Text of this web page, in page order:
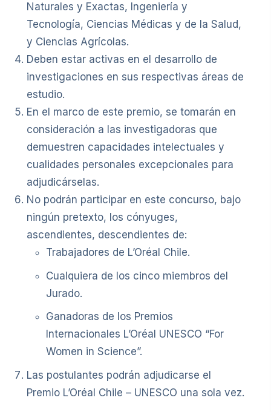
Naturales y Exactas, Ingeniería y
Tecnología, Ciencias Médicas y de la Salud,
y Ciencias Agrícolas.
Deben estar activas en el desarrollo de
investigaciones en sus respectivas áreas de
estudio.
En el marco de este premio, se tomarán en
consideración a las investigadoras que
demuestren capacidades intelectuales y
cualidades personales excepcionales para
adjudicárselas.
No podrán participar en este concurso, bajo
ningún pretexto, los cónyuges,
ascendientes, descendientes de:
Trabajadores de L’Oréal Chile.
Cualquiera de los cinco miembros del
Jurado.
Ganadoras de los Premios
Internacionales L’Oréal UNESCO “For
Women in Science”.
Las postulantes podrán adjudicarse el
Premio L’Oréal Chile – UNESCO una sola vez.